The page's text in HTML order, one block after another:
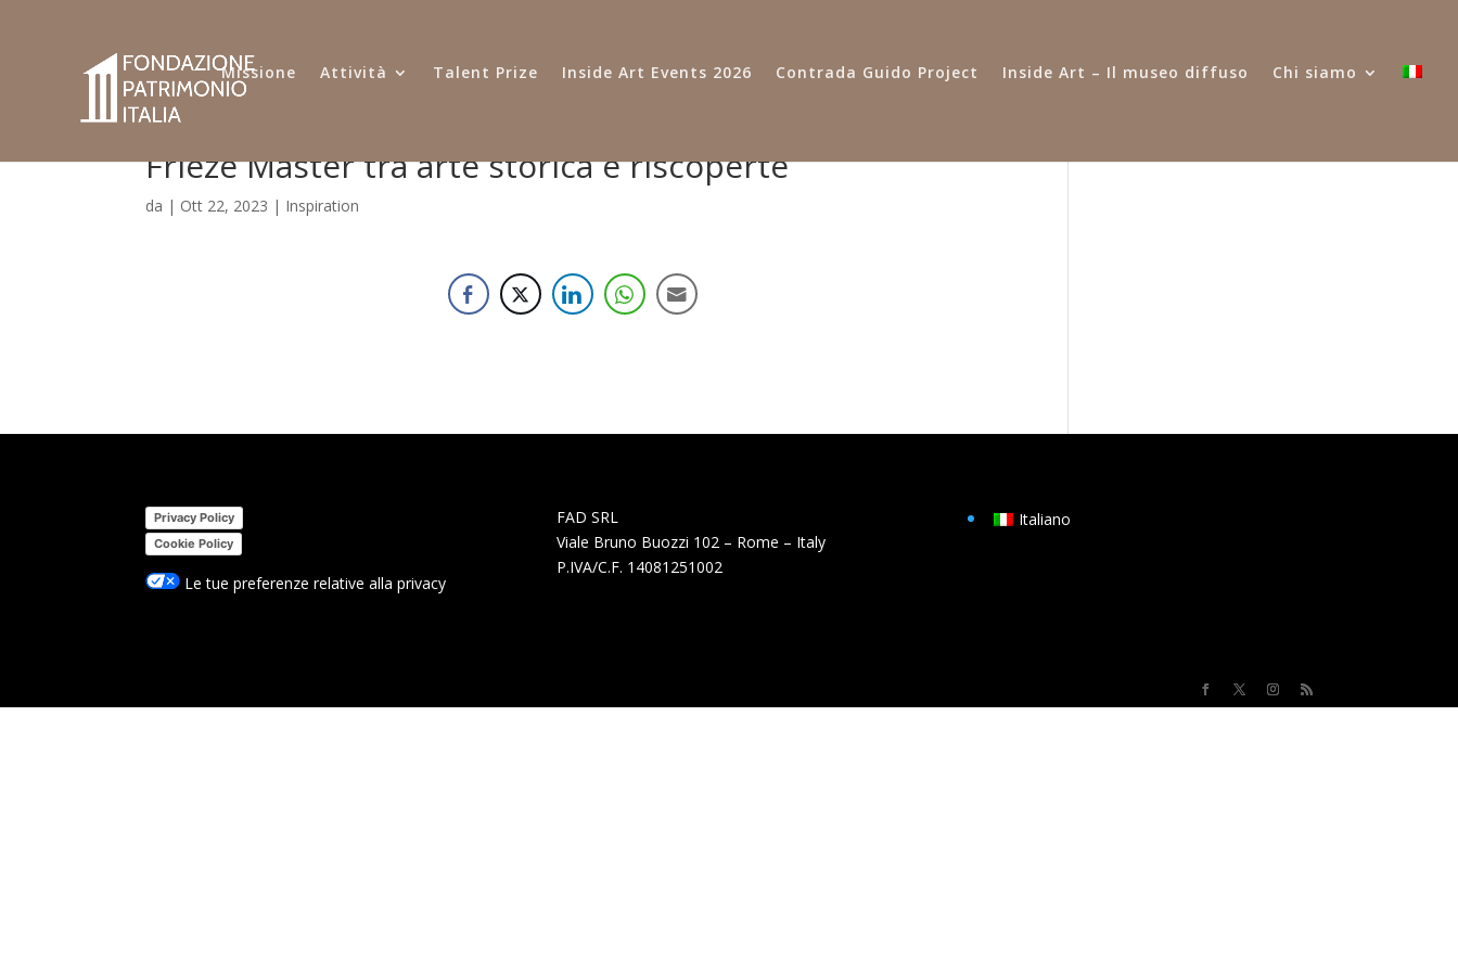
Missione Attività Talent Prize Inside Art Events 2026 Contrada Guido Project Inside Art – Il museo diffuso Chi siamo
Frieze Master tra arte storica e riscoperte
da | Ott 22, 2023 | Inspiration
Privacy Policy
Cookie Policy
Le tue preferenze relative alla privacy
FAD SRL
Viale Bruno Buozzi 102 – Rome – Italy
P.IVA/C.F. 14081251002
Italiano